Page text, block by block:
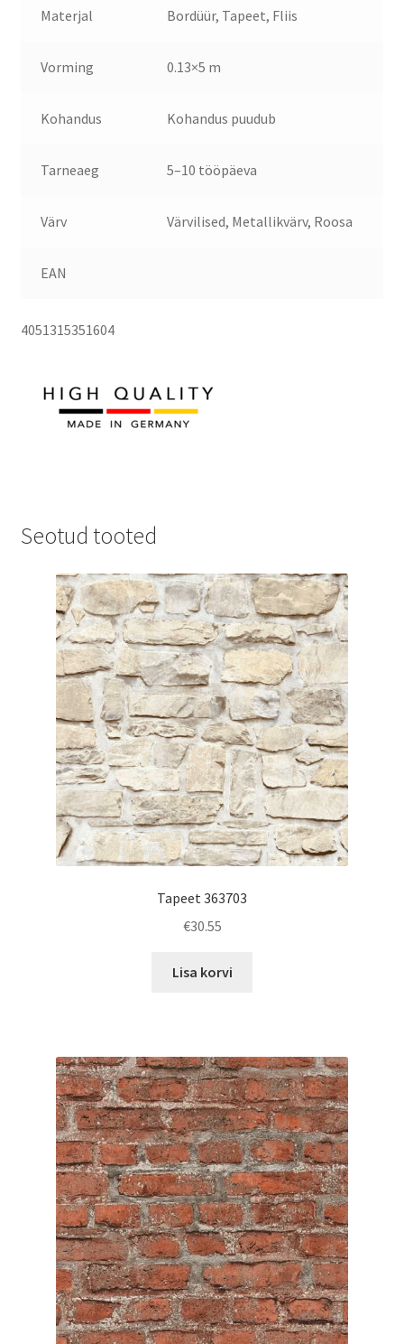
Materjal Bordüür, Tapeet, Fliis
Vorming 0.13×5 m
Kohandus Kohandus puudub
Tarneaeg 5–10 tööpäeva
Värv Värvilised, Metallikvärv, Roosa
EAN
4051315351604
Seotud tooted
Tapeet 363703
€30.55
Lisa korvi